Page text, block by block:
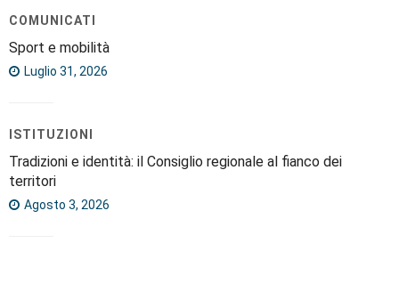
COMUNICATI
Sport e mobilità
Luglio 31, 2026
ISTITUZIONI
Tradizioni e identità: il Consiglio regionale al fianco dei
territori
Agosto 3, 2026